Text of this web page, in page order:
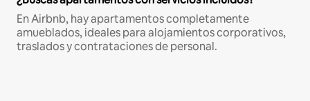
En Airbnb, hay apartamentos completamente
amueblados, ideales para alojamientos corporativos,
traslados y contrataciones de personal.